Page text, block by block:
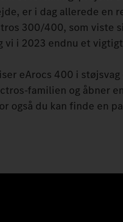
er i dag allerede en
300/400, som viste
vi i 2023 endnu et
eArocs 400 i støjsvag
familien og åbner
også du kan finde en